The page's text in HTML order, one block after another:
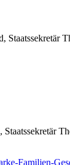
Staatssekretär
Familien-